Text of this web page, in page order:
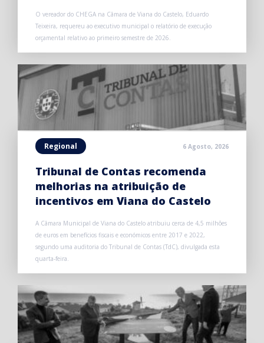
O vereador do CHEGA na Câmara de Viana do Castelo, Eduardo
Teixeira, requereu ao executivo municipal o relatório de execução
orçamental relativo ao primeiro semestre de 2026.
Regional 6 Agosto, 2026
Tribunal de Contas recomenda
melhorias na atribuição de
incentivos em Viana do Castelo
A Câmara Municipal de Viana do Castelo atribuiu cerca de 4,5 milhões
de euros em benefícios fiscais e económicos entre 2017 e 2022,
segundo uma auditoria do Tribunal de Contas (TdC), divulgada esta
quarta-feira.